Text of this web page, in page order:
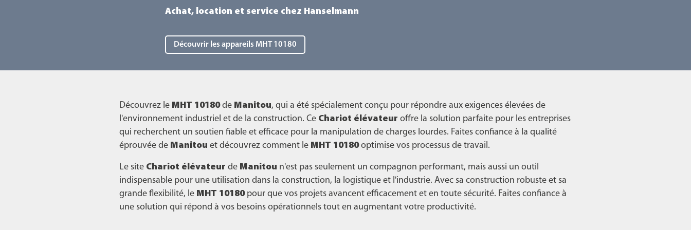
Achat, location et service chez Hanselmann
Découvrir les appareils MHT 10180
Découvrez le MHT 10180de Manitou, qui a été spécialement conçu pour répondre aux exigences élevées de
l'environnement industriel et de la construction. Ce Chariot élévateur offre la solution parfaite pour les entreprises
qui recherchent un soutien fiable et efficace pour la manipulation de charges lourdes. Faites confiance à la qualité
éprouvée de Manitou et découvrez comment le MHT 10180optimise vos processus de travail.
Le site Chariot élévateur de Manitou n'est pas seulement un compagnon performant, mais aussi un outil
indispensable pour une utilisation dans la construction, la logistique et l'industrie. Avec sa construction robuste et sa
grande flexibilité, le MHT 10180pour que vos projets avancent efficacement et en toute sécurité. Faites confiance à
une solution qui répond à vos besoins opérationnels tout en augmentant votre productivité.